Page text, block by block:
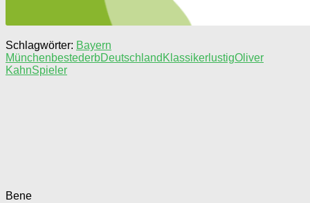
Schlagwörter: Bayern
MünchenbestederbDeutschland Klassiker lustigOliver
KahnSpieler
Bene